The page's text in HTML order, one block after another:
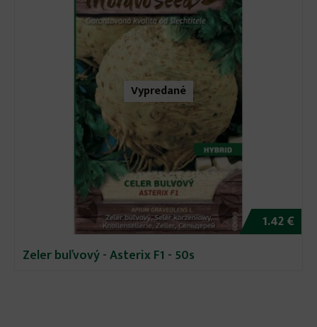
1.42 €
Vypredané
Zeler buľvový - Asterix F1 - 50s